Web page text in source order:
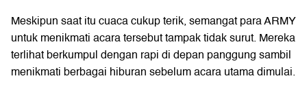
Meskipun saat itu cuaca cukup terik, semangat para ARMY
untuk menikmati acara tersebut tampak tidak surut. Mereka
terlihat berkumpul dengan rapi di depan panggung sambil
menikmati berbagai hiburan sebelum acara utama dimulai.